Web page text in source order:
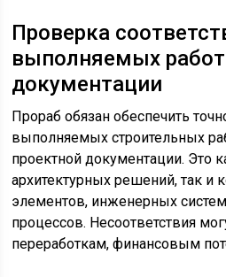
Проверка
выполняемых
документации
Прораб обязан обеспечить
выполняемых строительных
проектной документации. Это
архитектурных решений, так и
элементов, инженерных
процессов. Несоответствия
переработкам, финансовым